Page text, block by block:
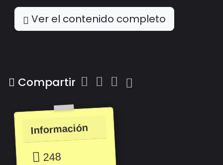
Ver el contenido completo
Compartir
Información
248